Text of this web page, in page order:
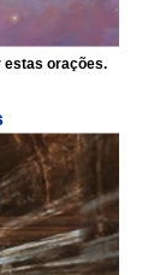
estas orações.